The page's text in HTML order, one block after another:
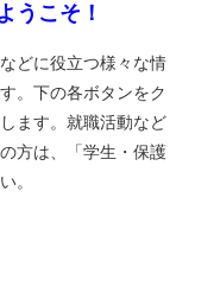
うこそ！
どに役立つ様々な情
。下の各ボタンをク
ます。就職活動など
方は、「学生・保護
。